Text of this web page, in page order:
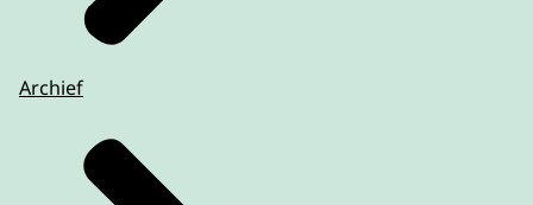
Archief